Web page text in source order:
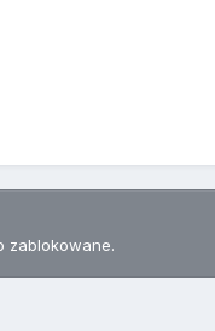
zablokowane.